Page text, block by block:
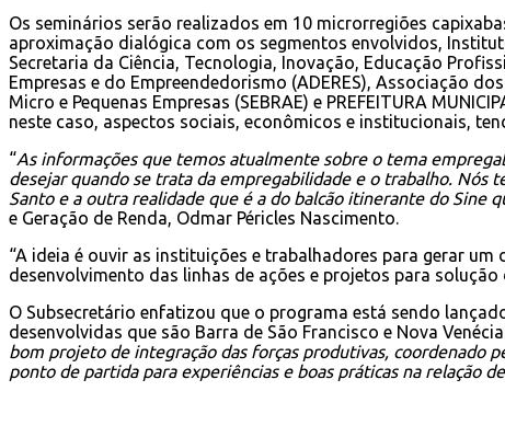
Os seminários serão realizados em 10 microrregiões
aproximação dialógica com os segmentos envolvidos,
Secretaria da Ciência, Tecnologia, Inovação, Educação
Empresas e do Empreendedorismo (ADERES), Associação
Micro e Pequenas Empresas (SEBRAE) e PREFEITURA
neste caso, aspectos sociais, econômicos e institucionais,
“As informações que temos atualmente sobre o tema
desejar quando se trata da empregabilidade e o trabalho. Nós
Santo e a outra realidade que é a do balcão itinerante do Sine
e Geração de Renda, Odmar Péricles Nascimento.
“A ideia é ouvir as instituições e trabalhadores para gerar
desenvolvimento das linhas de ações e projetos para
O Subsecretário enfatizou que o programa está sendo
desenvolvidas que são Barra de São Francisco e Nova
bom projeto de integração das forças produtivas, coordenado
ponto de partida para experiências e boas práticas na relação